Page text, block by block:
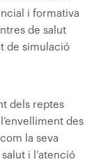
i formativa
de salut
de simulació
dels reptes
des
la seva
i l’atenció